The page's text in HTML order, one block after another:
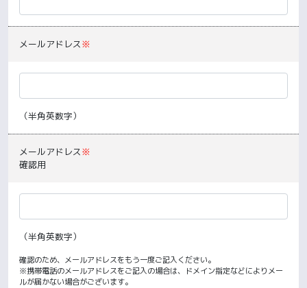
メールアドレス※
（半角英数字）
メールアドレス※
確認用
（半角英数字）
確認のため、メールアドレスをもう一度ご記入ください。
※携帯電話のメールアドレスをご記入の場合は、ドメイン指定などによりメー
ルが届かない場合がございます。